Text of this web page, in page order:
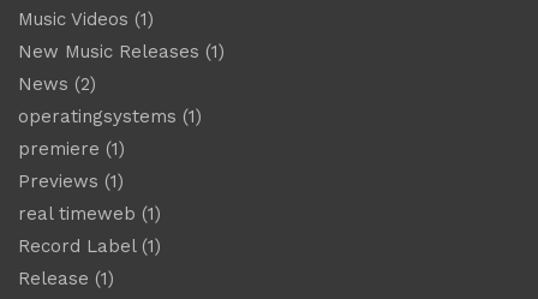
Music Videos (1)
New Music Releases (1)
News (2)
operatingsystems (1)
premiere (1)
Previews (1)
real timeweb (1)
Record Label(1)
Release (1)